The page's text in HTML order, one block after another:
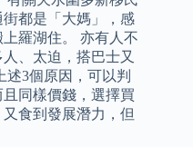
都是「大媽」，感
羅湖住。 亦有人不
、太迫，搭巴士又
3個原因，可以判
同樣價錢，選擇買
食到發展潛力，但